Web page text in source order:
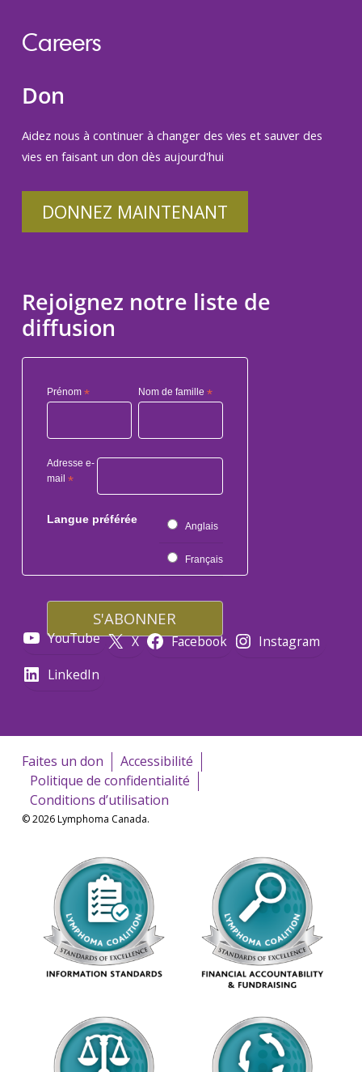
Careers
Don
Aidez nous à continuer à changer des vies et sauver des
vies en faisant un don dès aujourd'hui
DONNEZ MAINTENANT
Rejoignez notre liste de
diffusion
Prénom * Nom de famille*
Adresse e-
mail *
Langue préférée
Anglais
Français
YouTube X Facebook
Instagram
LinkedIn
Faites un don
Accessibilité
Politique de confidentialité
Conditions d’utilisation
© 2026 Lymphoma Canada.